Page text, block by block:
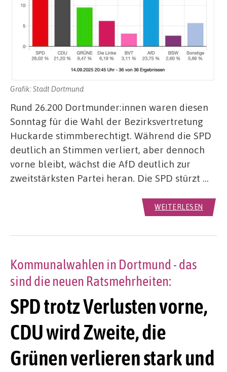
Grafik: Stadt Dortmund
Rund 26.200 Dortmunder:innen waren diesen
Sonntag für die Wahl der Bezirksvertretung
Huckarde stimmberechtigt. Während die SPD
deutlich an Stimmen verliert, aber dennoch
vorne bleibt, wächst die AfD deutlich zur
zweitstärksten Partei heran. Die SPD stürzt …
WEITERLESEN
SPD trotz Verlusten vorne,
CDU wird Zweite, die
Grünen verlieren stark und
Kommunalwahlen in Dortmund - das
sind die neuen Ratsmehrheiten: